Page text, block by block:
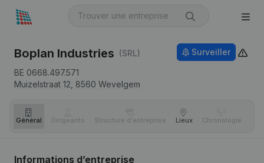
Boplan Industries (SRL)
BE 0668.497.571
Muizelstraat 12, 8560 Wevelgem
Surveiller
Général Dirigeants Structure d'entreprise Lieux Chronologie
Informations d’entreprise